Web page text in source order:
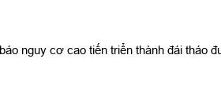
nguy cơ cao tiến triển thành đái tháo